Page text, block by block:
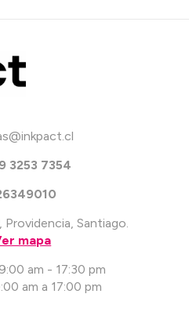
3253 7354
, Providencia, Santiago.
mapa
9:00 am - 17:30 pm
am a 17:00 pm